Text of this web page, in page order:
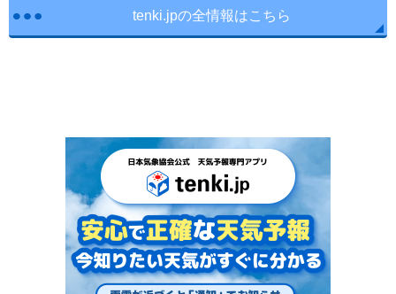
tenki.jpの全情報はこちら